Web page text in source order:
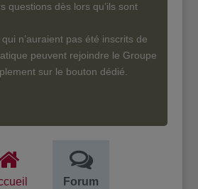
questions dès lors qu’ils sont
n’auraient pas été inscrits de
peuvent rejoindre le Groupe
sur le bouton dédié.
Forum